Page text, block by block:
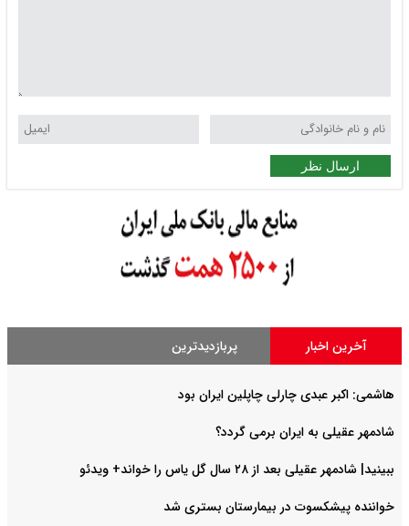
ارسال نظر
آخرین اخبار پربازدیدترین
هاشمی: اکبر عبدی چارلی چاپلین ایران بود
شادمهر عقیلی به ایران برمی گردد؟
ببینید| شادمهر عقیلی بعد از ۲۸ سال گل یاس را خواند+ ویدئو
خواننده پیشکسوت در بیمارستان بستری شد